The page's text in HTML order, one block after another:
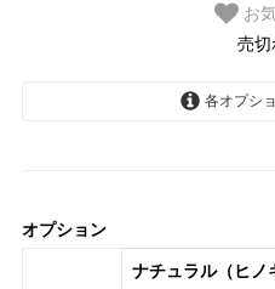
お
売切
各オプシ
オプション
ナチュラル（ヒノ